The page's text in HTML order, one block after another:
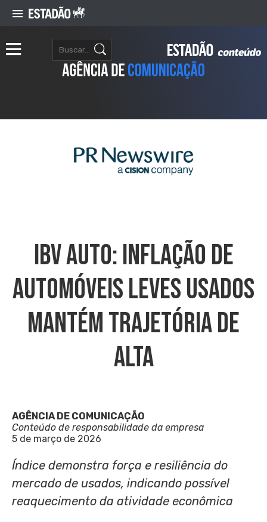
IBV Auto: Inflação De
Automóveis Leves Usados
Mantém Trajetória De
Alta
AGÊNCIA DE COMUNICAÇÃO
Conteúdo de responsabilidade da empresa
5 de março de 2026
Índice demonstra força e resiliência do
mercado de usados, indicando possível
reaquecimento da atividade econômica